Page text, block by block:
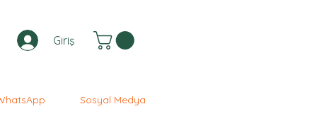
Giriş
Sosyal Medya